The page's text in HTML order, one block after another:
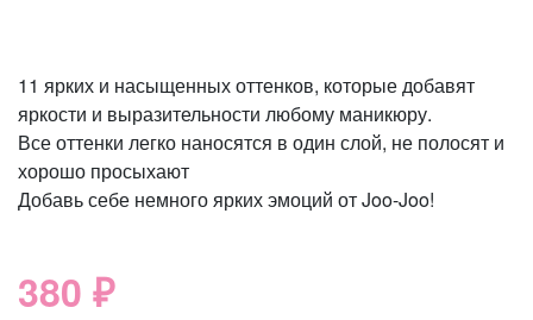
11 ярких и насыщенных оттенков, которые добавят
яркости и выразительности любому маникюру.
Все оттенки легко наносятся в один слой, не полосят и
хорошо просыхают
Добавь себе немного ярких эмоций от Joo-Joo!
380 ₽